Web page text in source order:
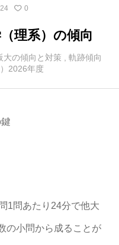
0
理系）の傾向
大の傾向と対策
軌跡傾向
2026年度
1問あたり24分で他大
の小問から成ることが